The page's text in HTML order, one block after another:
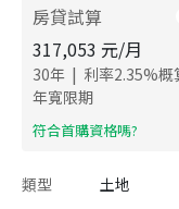
房貸試算
317,053 元/月
30年 | 利率2.35%概
年寬限期
​符合首購資格嗎?
類型 土地